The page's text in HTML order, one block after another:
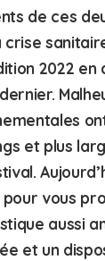
de ces
2022 en
et plus
vous
aussi
et un